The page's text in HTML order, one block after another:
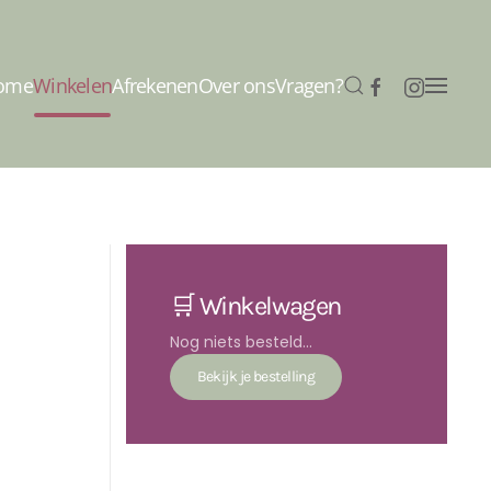
WinkelenAfrekenenOver onsVragen?
🛒 Winkelwagen
Nog niets besteld...